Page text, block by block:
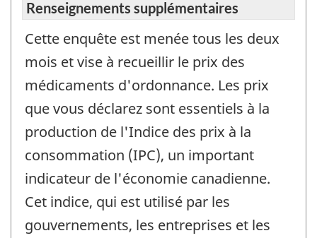
Renseignements supplémentaires
Cette enquête est menée tous les deux
mois et vise à recueillir le prix des
médicaments d'ordonnance. Les prix
que vous déclarez sont essentiels à la
production de l'Indice des prix à la
consommation (IPC), un important
indicateur de l'économie canadienne.
Cet indice, qui est utilisé par les
gouvernements, les entreprises et les